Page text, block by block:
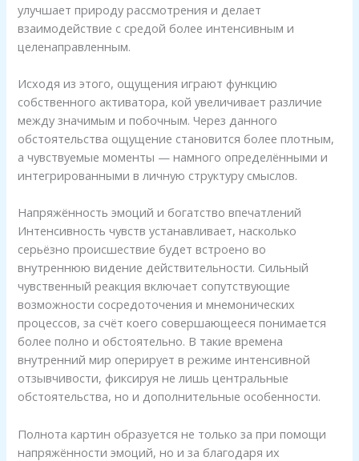
улучшает природу рассмотрения и делает
взаимодействие с средой более интенсивным и
целенаправленным.
Исходя из этого, ощущения играют функцию
собственного активатора, кой увеличивает различие
между значимым и побочным. Через данного
обстоятельства ощущение становится более плотным,
а чувствуемые моменты — намного определёнными и
интегрированными в личную структуру смыслов.
Напряжённость эмоций и богатство впечатлений
Интенсивность чувств устанавливает, насколько
серьёзно происшествие будет встроено во
внутреннюю видение действительности. Сильный
чувственный реакция включает сопутствующие
возможности сосредоточения и мнемонических
процессов, за счёт коего совершающееся понимается
более полно и обстоятельно. В такие времена
внутренний мир оперирует в режиме интенсивной
отзывчивости, фиксируя не лишь центральные
обстоятельства, но и дополнительные особенности.
Полнота картин образуется не только за при помощи
напряжённости эмоций, но и за благодаря их